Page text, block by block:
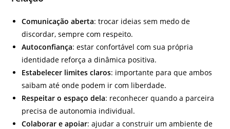
Comunicação aberta: trocar ideias sem medo de
discordar, sempre com respeito.
Autoconfiança: estar confortável com sua própria
identidade reforça a dinâmica positiva.
Estabelecer limites claros: importante para que ambos
saibam até onde podem ir com liberdade.
Respeitar o espaço dela: reconhecer quando a parceira
precisa de autonomia individual.
Colaborar e apoiar: ajudar a construir um ambiente de